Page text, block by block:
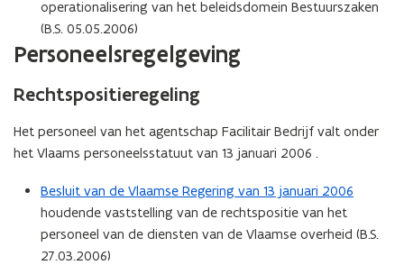
a
n
d
p
n
t
i
n
n
b
e
s
a
d
o
e
t
operationalisering van het beleidsdomein Bestuurszaken
(B.S. 05.05.2006)
Personeelsregelgeving
Rechtspositieregeling
Het personeel van het agentschap Facilitair Bedrijf valt onder
het Vlaams personeelsstatuut van 13 januari 2006 .
Besluit van de Vlaamse Regering van 13 januari 2006
houdende vaststelling van de rechtspositie van het
personeel van de diensten van de Vlaamse overheid (B.S.
27.03.2006)